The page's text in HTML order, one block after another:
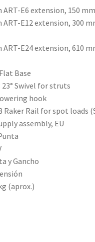
ART-E6 extension, 150
ART-E12 extension, 300
ART-E24 extension, 610
Base
23° Swivel for struts
hook
Raker Rail for spot loads
assembly, EU
y Gancho
(aprox.)